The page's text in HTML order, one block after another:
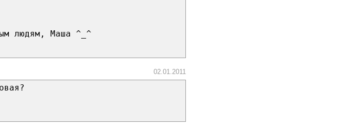
людям, Маша ^_^
02.01.2011